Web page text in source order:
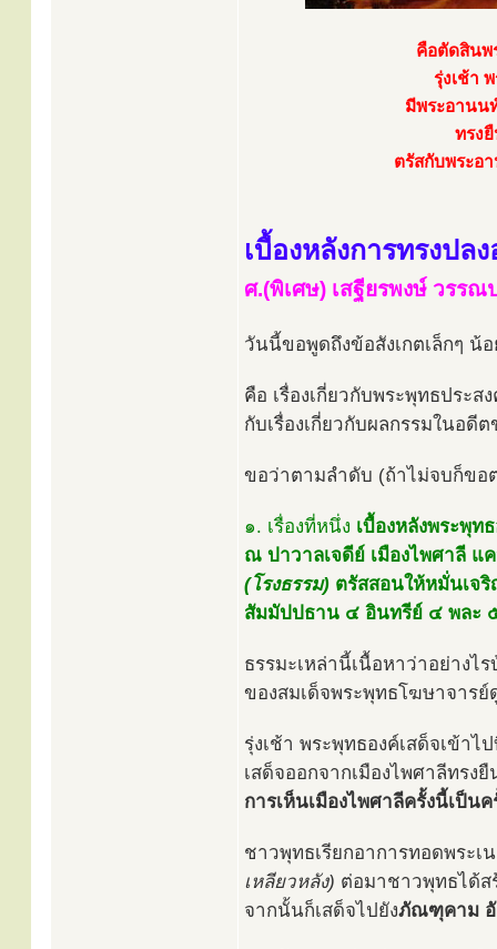
คือตัดสินพ
รุ่งเช้า
มีพระอานน
ทรง
ตรัสกับพระอ
เบื้องหลังการทรงปล
ศ.(พิเศษ) เสฐียรพงษ์ วรร
วันนี้ขอพูดถึงข้อสังเกตเล็กๆ น้อ
คือ เรื่องเกี่ยวกับพระพุทธประ
กับเรื่องเกี่ยวกับผลกรรมในอดี
ขอว่าตามลำดับ (ถ้าไม่จบก็ขอ
๑. เรื่องที่หนึ่ง เบื้องหลังพระพุท
ณ ปาวาลเจดีย์ เมืองไพศาลี
(โรงธรรม) ตรัสสอนให้หมั่นเจ
สัมมัปปธาน ๔ อินทรีย์ ๔ พละ
ธรรมะเหล่านี้เนื้อหาว่าอย่าง
ของสมเด็จพระพุทธโฆษาจาร
รุ่งเช้า พระพุทธองค์เสด็จเข้
เสด็จออกจากเมืองไพศาลีทรง
การเห็นเมืองไพศาลีครั้งนี้เป็น
ชาวพุทธเรียกอาการทอดพระเ
เหลียวหลัง) ต่อมาชาวพุทธได้
จากนั้นก็เสด็จไปยังภัณฑุคาม อั